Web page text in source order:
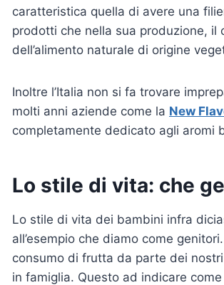
caratteristica quella di avere una
prodotti che nella sua produzione, il
dell’alimento naturale di origine
Inoltre l’Italia non si fa trovare
molti anni aziende come la New
completamente dedicato agli aromi
Lo stile di vita: che
Lo stile di vita dei bambini infra
all’esempio che diamo come
consumo di frutta da parte dei
in famiglia. Questo ad indicare